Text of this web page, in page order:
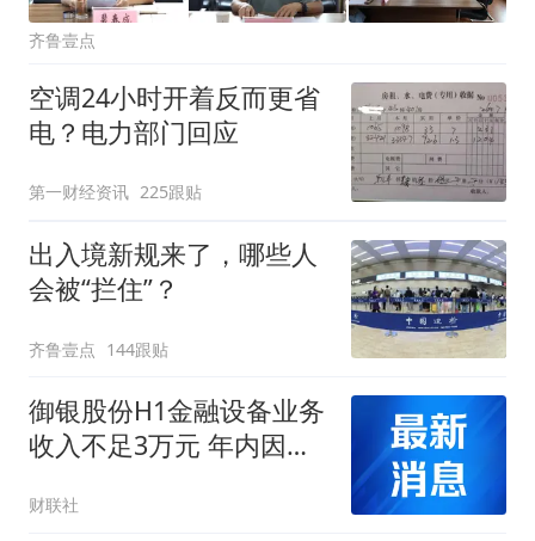
齐鲁壹点
空调24小时开着反而更省
电？电力部门回应
第一财经资讯 225跟贴
出入境新规来了，哪些人
会被“拦住”？
齐鲁壹点 144跟贴
御银股份H1金融设备业务
收入不足3万元 年内因数
报解读
财联社